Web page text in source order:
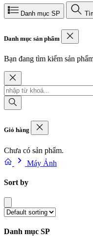
Danh mục SP
Danh mục sản phẩm
Bạn đang tìm kiếm sản
Giỏ hàng
Chưa có sản phẩm.
Máy Ảnh
Sort by
Danh mục SP